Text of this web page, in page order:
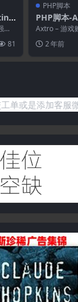
序
大
为
81
PHP脚本
PHP脚本-
购买和销售
avel脚本
Axtro – 游戏
礼品卡
2 年前
迎提交工单或是